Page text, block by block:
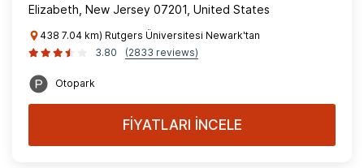
Elizabeth, New Jersey 07201, United States
438 7.04 km) Rutgers Üniversitesi Newark'tan
3.80
(2833 reviews)
Otopark
FİYATLARI İNCELE